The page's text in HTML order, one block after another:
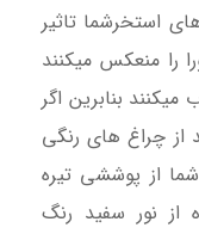
استخرشما تاثیر
را منعکس میکنند
بنابرین اگر
چراغ های رنگی
شما از پوششی تیره
از نور سفید رنگ